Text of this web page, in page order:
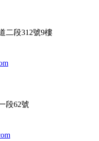
二段312號9樓
段62號